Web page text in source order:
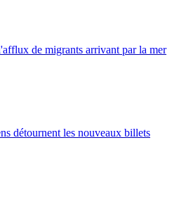
de migrants arrivant par la mer
détournent les nouveaux billets